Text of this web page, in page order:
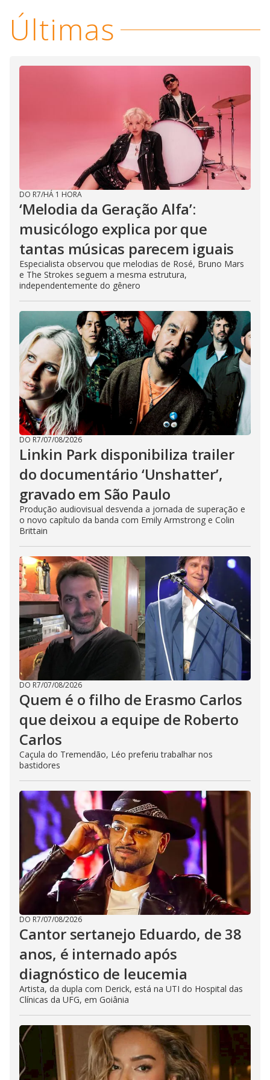
i
d
e
o
Últimas
DO R7/HÁ 1 HORA
‘Melodia da Geração Alfa’:
musicólogo explica por que
tantas músicas parecem iguais
Especialista observou que melodias de Rosé, Bruno Mars
e The Strokes seguem a mesma estrutura,
independentemente do gênero
DO R7/07/08/2026
Linkin Park disponibiliza trailer
do documentário ‘Unshatter’,
gravado em São Paulo
Produção audiovisual desvenda a jornada de superação e
o novo capítulo da banda com Emily Armstrong e Colin
Brittain
DO R7/07/08/2026
Quem é o filho de Erasmo Carlos
que deixou a equipe de Roberto
Carlos
Caçula do Tremendão, Léo preferiu trabalhar nos
bastidores
DO R7/07/08/2026
Cantor sertanejo Eduardo, de 38
anos, é internado após
diagnóstico de leucemia
Artista, da dupla com Derick, está na UTI do Hospital das
Clínicas da UFG, em Goiânia